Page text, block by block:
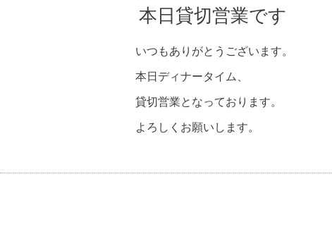
本日貸切営業です
いつもありがとうございます。
本日ディナータイム、
貸切営業となっております。
よろしくお願いします。